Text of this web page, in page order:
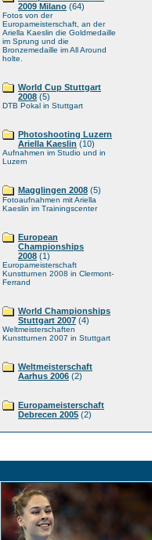
2009 Milano (64)
Fotos von der
Europameisterschaft, an der
Ariella Kaeslin die Goldmedaille
im Sprung und die
Bronzemedaille im All Around
holte.
World Cup Stuttgart
2008 (5)
DTB Pokal in Stuttgart
Photoshooting Luzern
Ariella Kaeslin (10)
Aufnahmen im Studio und in
Luzern
Magglingen 2008 (5)
Fotoaufnahmen mit Ariella
Kaeslin im Trainingscenter
European
Championships
2008 (1)
Europameisterschaft
Kunstturnen 2008 in Clermont-
Ferrand
World Championships
Stuttgart 2007 (4)
Weltmeisterschaften
Kunstturnen 2007 in Stuttgart
Weltmeisterschaft
Aarhus 2006 (2)
Europameisterschaft
Debrecen 2005 (2)